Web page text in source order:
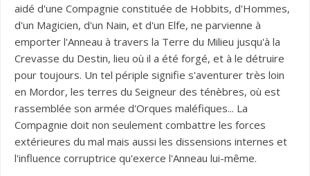
aidé d'une Compagnie constituée de Hobbits, d'Hommes,
d'un Magicien, d'un Nain, et d'un Elfe, ne parvienne à
emporter l'Anneau à travers la Terre du Milieu jusqu'à la
Crevasse du Destin, lieu où il a été forgé, et à le détruire
pour toujours. Un tel périple signifie s'aventurer très loin
en Mordor, les terres du Seigneur des ténèbres, où est
rassemblée son armée d'Orques maléfiques... La
Compagnie doit non seulement combattre les forces
extérieures du mal mais aussi les dissensions internes et
l'influence corruptrice qu'exerce l'Anneau lui-même.